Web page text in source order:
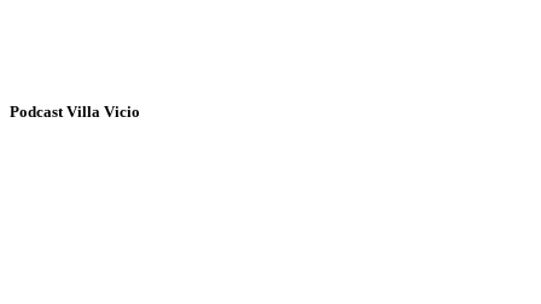
Podcast Villa Vicio